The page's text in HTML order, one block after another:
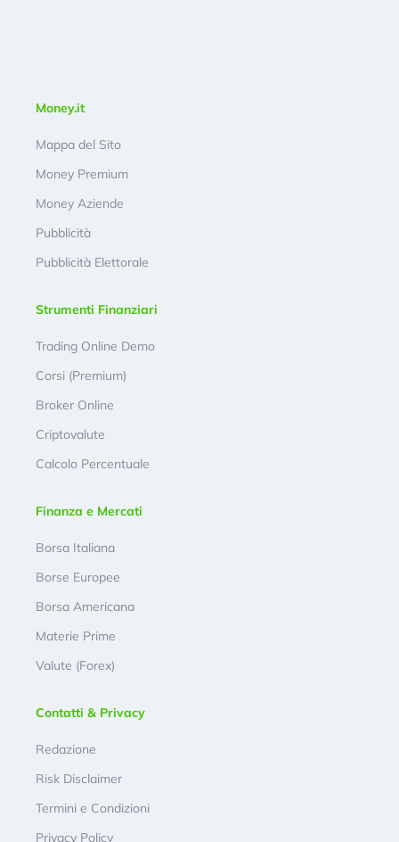
Money.it
Mappa del Sito
Money Premium
Money Aziende
Pubblicità
Pubblicità Elettorale
Strumenti Finanziari
Trading Online Demo
Corsi (Premium)
Broker Online
Criptovalute
Calcolo Percentuale
Finanza e Mercati
Borsa Italiana
Borse Europee
Borsa Americana
Materie Prime
Valute (Forex)
Contatti & Privacy
Redazione
Risk Disclaimer
Termini e Condizioni
Privacy Policy